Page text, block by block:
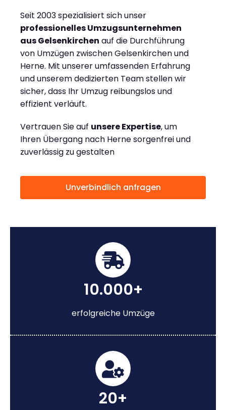
Seit 2003 spezialisiert sich unser
professionelles Umzugsunternehmen
aus Gelsenkirchen auf die Durchführung
von Umzügen zwischen Gelsenkirchen und
Herne. Mit unserer umfassenden Erfahrung
und unserem dedizierten Team stellen wir
sicher, dass Ihr Umzug reibungslos und
effizient verläuft.
Vertrauen Sie auf unsere Expertise, um
Ihren Übergang nach Herne sorgenfrei und
zuverlässig zu gestalten
Unverbindlich anfragen
10.000+
erfolgreiche Umzüge
20+